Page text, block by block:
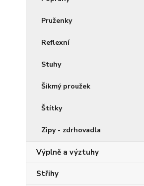
Pruženky
Reflexní
Stuhy
Šikmý proužek
Štítky
Zipy - zdrhovadla
Výplně a výztuhy
Střihy